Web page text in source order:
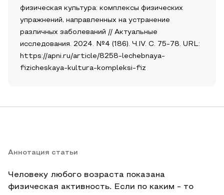
физическая культура: комплексы физических
упражнений, направленных на устранение
различных заболеваний // Актуальные
исследования. 2024. №4 (186). Ч.IV. С. 75-78. URL:
https://apni.ru/article/8258-lechebnaya-
fizicheskaya-kultura-kompleksi-fiz
Аннотация статьи
Человеку любого возраста показана
физическая активность. Если по каким - то